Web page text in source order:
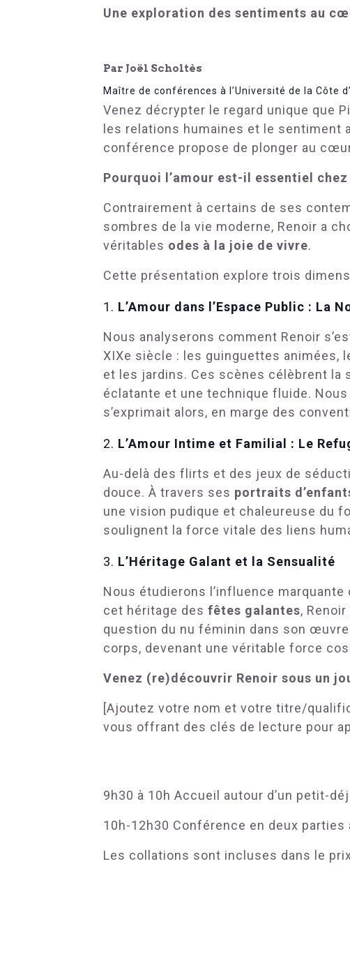
Une exploration des sentiments au
Par Joël Scholtès
Maître de conférences à l’Université de la Côte
Venez décrypter le regard unique que
les relations humaines et le sentiment
conférence propose de plonger au
Pourquoi l’amour est-il essentiel chez
Contrairement à certains de ses
sombres de la vie moderne, Renoir a
véritables odes à la joie de vivre.
Cette présentation explore trois
L’Amour dans l’Espace Public : La
Nous analyserons comment Renoir
XIXe siècle : les guinguettes animées,
et les jardins. Ces scènes célèbrent la
éclatante et une technique fluide.
s’exprimait alors, en marge des
L’Amour Intime et Familial : Le
Au-delà des flirts et des jeux de
douce. À travers ses portraits
une vision pudique et chaleureuse du
soulignent la force vitale des liens
L’Héritage Galant et la Sensualité
Nous étudierons l’influence
cet héritage des fêtes galantes,
question du nu féminin dans son
corps, devenant une véritable force
Venez (re)découvrir Renoir sous un
[Ajoutez votre nom et votre titre/
vous offrant des clés de lecture pour
9h30 à 10h Accueil autour d’un petit-
10h-12h30 Conférence en deux parties
Les collations sont incluses dans le